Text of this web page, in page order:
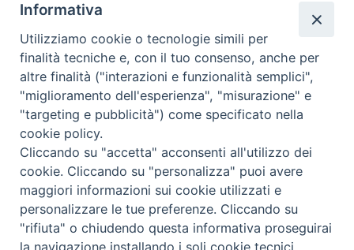
Redazione
Scrivici
Copyright © 2019 - Tutti i diritti riservati - Vita
Trentina Editrice
Privacy Policy
Torna
Informativa
Utilizziamo cookie o tecnologie simili per
finalità tecniche e, con il tuo consenso, anche per
altre finalità ("interazioni e funzionalità semplici",
"miglioramento dell'esperienza", "misurazione" e
"targeting e pubblicità") come specificato nella
cookie policy.
Cliccando su "accetta" acconsenti all'utilizzo dei
cookie. Cliccando su "personalizza" puoi avere
maggiori informazioni sui cookie utilizzati e
personalizzare le tue preferenze. Cliccando su
"rifiuta" o chiudendo questa informativa proseguirai